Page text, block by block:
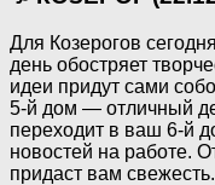
Для Козерогов
день обостряет
идеи придут сами
5-й дом — отличный
переходит в ваш 6-й
новостей на работе.
придаст вам свежесть.